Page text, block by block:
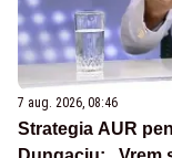
7 aug. 2026, 08:46
Strategia AUR